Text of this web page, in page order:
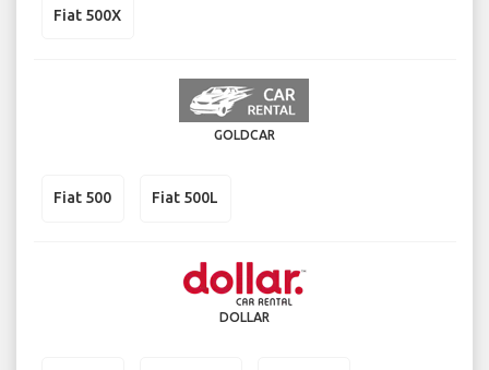
Fiat 500X
GOLDCAR
Fiat 500 Fiat 500L
DOLLAR